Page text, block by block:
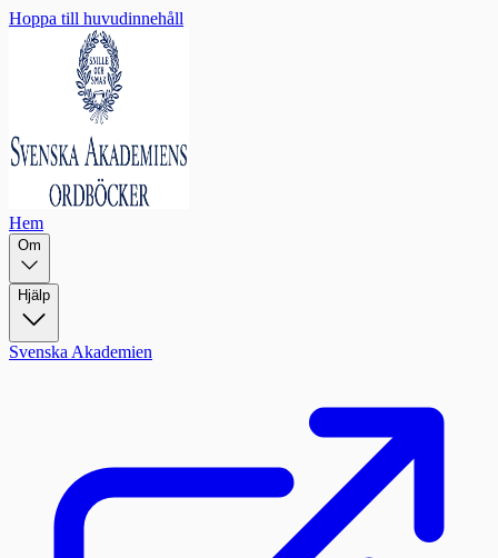
Hoppa till huvudinnehåll
Hem
Om
Hjälp
Svenska Akademien